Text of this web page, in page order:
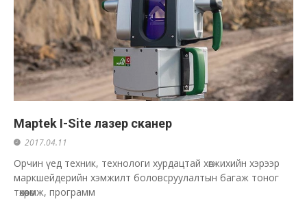
Maptek I-Site лазер сканер
2017.04.11
Орчин үед техник, технологи хурдацтай хөгжихийн хэрээр
маркшейдерийн хэмжилт боловсруулалтын багаж тоног
төхөөрөмж, программ